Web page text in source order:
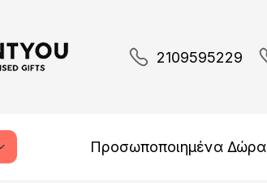
2109595229
Προσωποποιημένα Δώρα